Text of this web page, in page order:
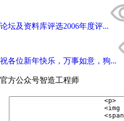
论坛及资料库评选2006年度评...
祝各位新年快乐，万事如意，狗...
官方公众号智造工程师